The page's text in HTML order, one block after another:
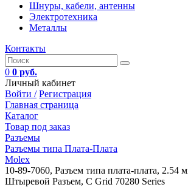
Шнуры, кабели, антенны
Электротехника
Металлы
Контакты
0 0 руб.
Личный кабинет
Войти / Регистрация
Главная страница
Каталог
Товар под заказ
Разъемы
Разъемы типа Плата-Плата
Molex
10-89-7060, Разъем типа плата-плата, 2.54
Штыревой Разъем, C Grid 70280 Series